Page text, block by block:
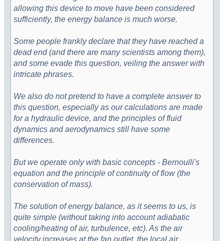
allowing this device to move have been considered
sufficiently, the energy balance is much worse.
Some people frankly declare that they have reached a
dead end (and there are many scientists among them),
and some evade this question, veiling the answer with
intricate phrases.
We also do not pretend to have a complete answer to
this question, especially as our calculations are made
for a hydraulic device, and the principles of fluid
dynamics and aerodynamics still have some
differences.
But we operate only with basic concepts - Bernoulli's
equation and the principle of continuity of flow (the
conservation of mass).
The solution of energy balance, as it seems to us, is
quite simple (without taking into account adiabatic
cooling/heating of air, turbulence, etc). As the air
velocity increases at the fan outlet, the local air